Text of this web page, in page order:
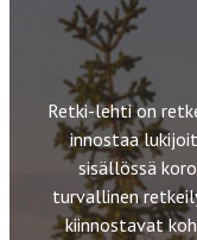
Retki-lehti on
innostaa
sisällössä
turvallinen
kiinnostavat